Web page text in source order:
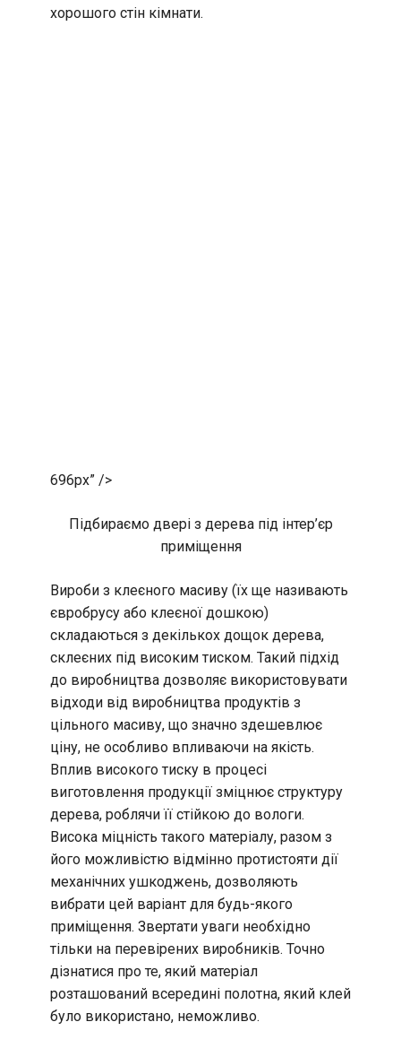
хорошого стін кімнати.
696px” />
Підбираємо двері з дерева під інтер’єр
приміщення
Вироби з клеєного масиву (їх ще називають
євробрусу або клеєної дошкою)
складаються з декількох дощок дерева,
склеєних під високим тиском. Такий підхід
до виробництва дозволяє використовувати
відходи від виробництва продуктів з
цільного масиву, що значно здешевлює
ціну, не особливо впливаючи на якість.
Вплив високого тиску в процесі
виготовлення продукції зміцнює структуру
дерева, роблячи її стійкою до вологи.
Висока міцність такого матеріалу, разом з
його можливістю відмінно протистояти дії
механічних ушкоджень, дозволяють
вибрати цей варіант для будь-якого
приміщення. Звертати уваги необхідно
тільки на перевірених виробників. Точно
дізнатися про те, який матеріал
розташований всередині полотна, який клей
було використано, неможливо.